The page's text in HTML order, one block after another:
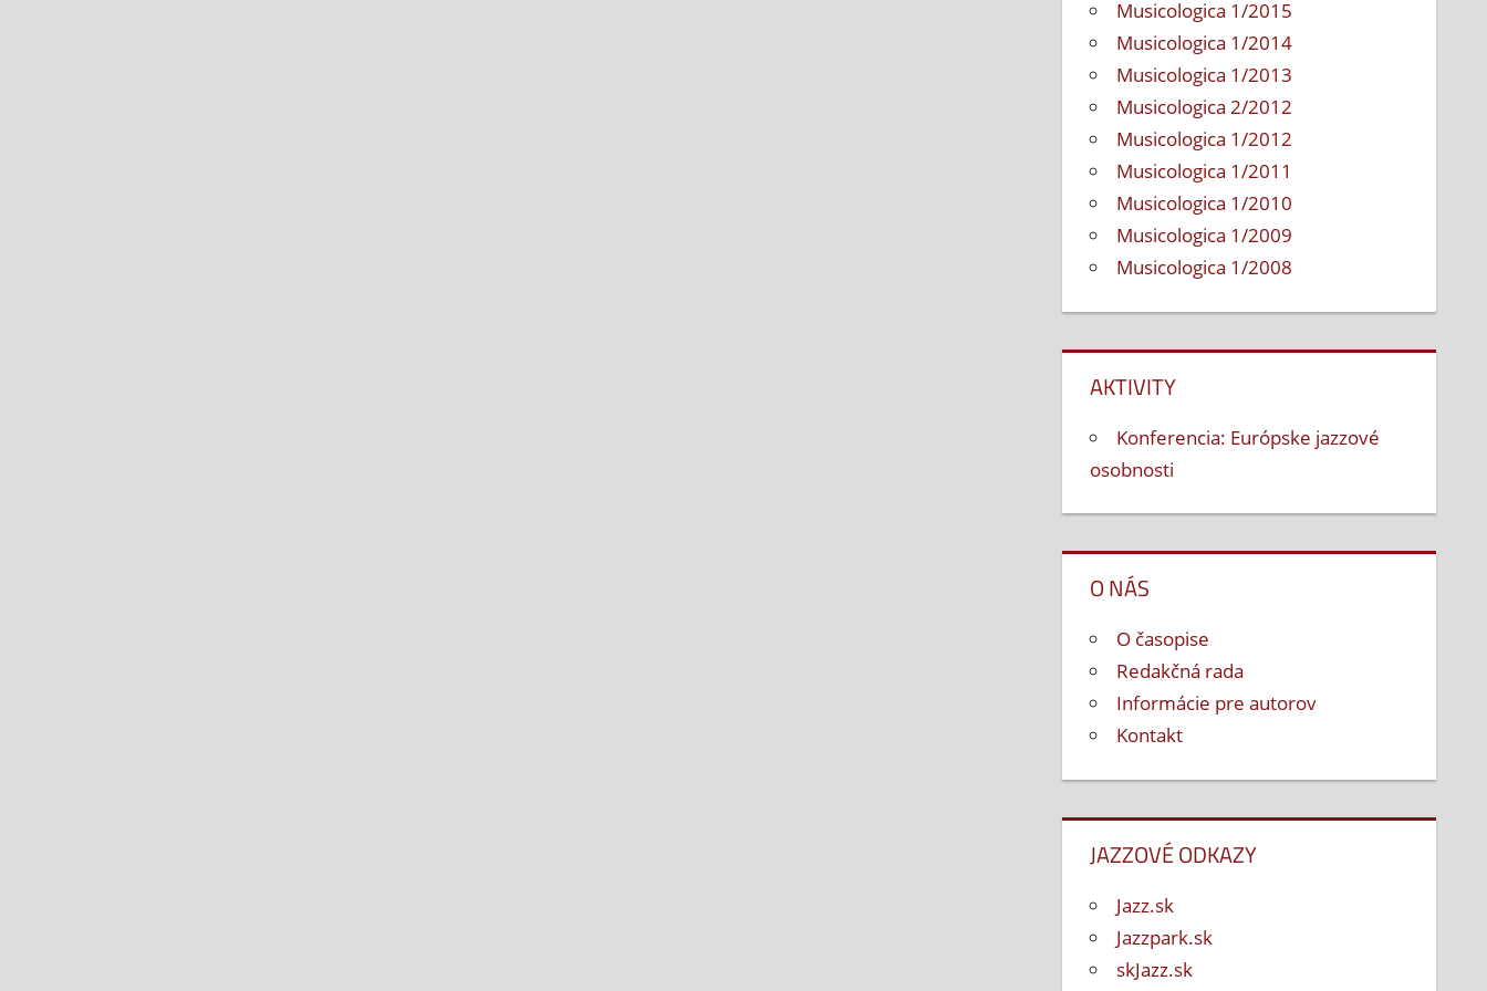
Musicologica 1/2015
Musicologica 1/2014
Musicologica 1/2013
Musicologica 2/2012
Musicologica 1/2012
Musicologica 1/2011
Musicologica 1/2010
Musicologica 1/2009
Musicologica 1/2008
AKTIVITY
Konferencia: Európske jazzové
osobnosti
O NÁS
O časopise
Redakčná rada
Informácie pre autorov
Kontakt
JAZZOVÉ ODKAZY
Jazz.sk
Jazzpark.sk
skJazz.sk